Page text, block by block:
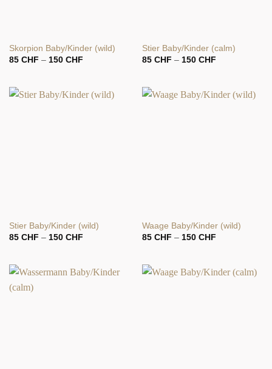
Skorpion Baby/Kinder (wild)
85 CHF – 150 CHFPreisspanne:
Stier Baby/Kinder (calm)
85 CHF – 150 CHFPreisspanne:
Stier Baby/Kinder (wild)
85 CHF – 150 CHFPreisspanne:
Waage Baby/Kinder (wild)
85 CHF – 150 CHFPreisspanne: